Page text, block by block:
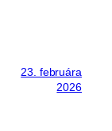
23. februára
2026